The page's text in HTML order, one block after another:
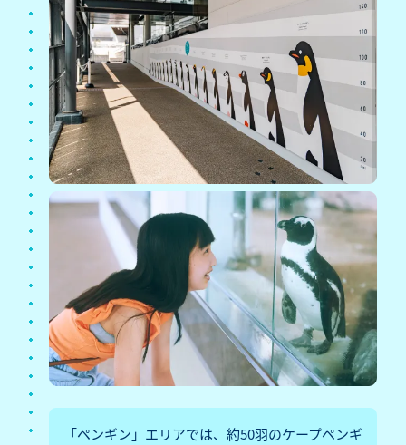
「ペンギン」エリアでは、約50羽のケープペンギ